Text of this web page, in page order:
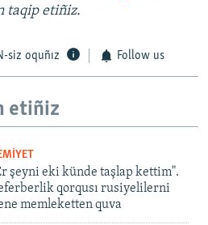
taqip etiñiz.
siz oquñız Follow us
etiñiz
şeyni eki künde taşlap kettim".
qorqusı rusiyelilerni
memleketten quva